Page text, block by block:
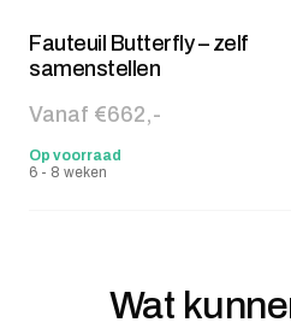
Fauteuil Butterfly – zelf
samenstellen
Vanaf €662,-
Op voorraad
6 - 8 weken
Wat